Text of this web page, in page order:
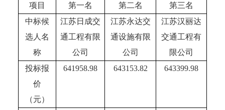
项目
第一名 第二名
第三名
中标候
选人名
称
江苏日成交
通工程有限
公司
江苏永达交
通设施有限
公司
江苏汉丽达
交通工程有
限公司
投标报
价
（元）
641958.98 643153.82 643399.98